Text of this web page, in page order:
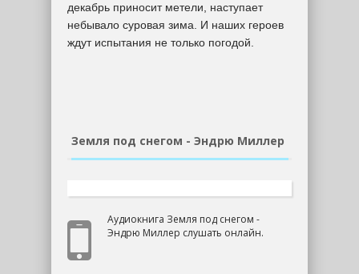
декабрь приносит метели, наступает
небывало суровая зима. И наших героев
ждут испытания не только погодой.
Земля под снегом - Эндрю Миллер
Аудиокнига Земля под снегом -
Эндрю Миллер слушать онлайн.